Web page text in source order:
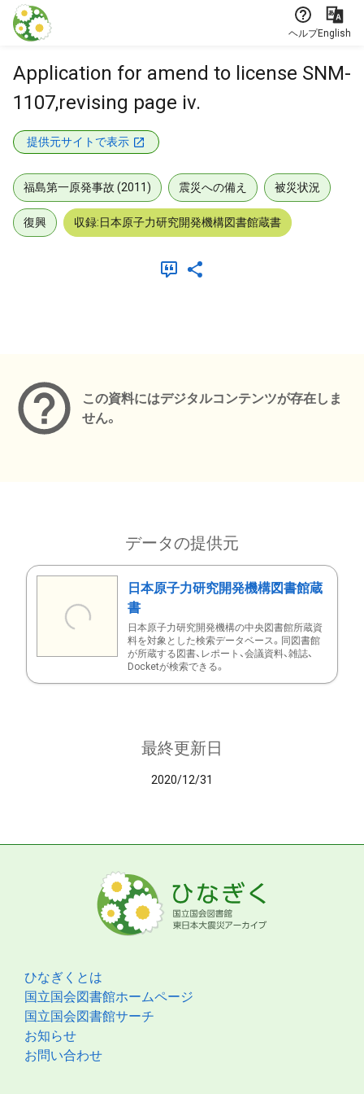
本文に飛ぶ
ヘルプEnglish
Application for amend to license SNM-
1107,revising page iv.
提供元サイトで表示
福島第一原発事故 (2011) 震災への備え 被災状況
復興 収録:日本原子力研究開発機構図書館蔵書
この資料にはデジタルコンテンツが存在しま
せん。
データの提供元
日本原子力研究開発機構図書館蔵
書
日本原子力研究開発機構の中央図書館所蔵資
料を対象とした検索データベース。同図書館
が所蔵する図書、レポート、会議資料、雑誌、
Docketが検索できる。
最終更新日
2020/12/31
ひなぎくとは
国立国会図書館ホームページ
国立国会図書館サーチ
お知らせ
お問い合わせ